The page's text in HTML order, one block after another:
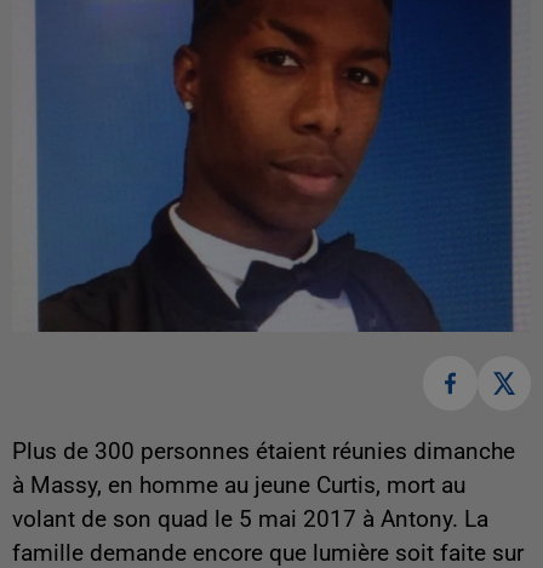
Plus de 300 personnes étaient réunies dimanche
à Massy, en homme au jeune Curtis, mort au
volant de son quad le 5 mai 2017 à Antony. La
famille demande encore que lumière soit faite sur